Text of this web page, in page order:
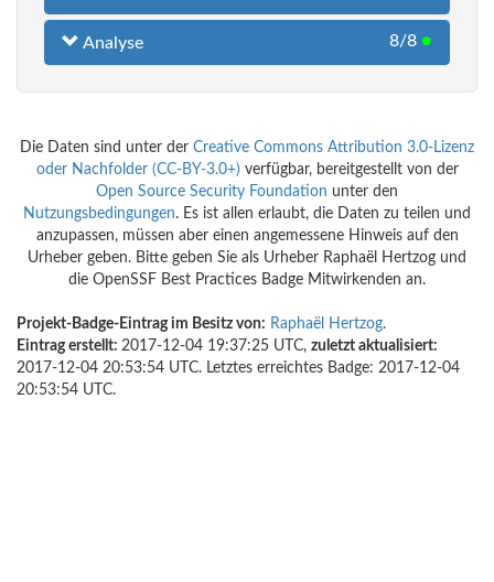
Analyse 8/8 ●
Die Daten sind unter der Creative Commons Attribution 3.0-Lizenz
oder Nachfolder (CC-BY-3.0+) verfügbar, bereitgestellt von der
Open Source Security Foundation unter den
Nutzungsbedingungen. Es ist allen erlaubt, die Daten zu teilen und
anzupassen, müssen aber einen angemessene Hinweis auf den
Urheber geben. Bitte geben Sie als Urheber Raphaël Hertzog und
die OpenSSF Best Practices Badge Mitwirkenden an.
Projekt-Badge-Eintrag im Besitz von: Raphaël Hertzog.
Eintrag erstellt: 2017-12-04 19:37:25 UTC, zuletzt aktualisiert:
2017-12-04 20:53:54 UTC. Letztes erreichtes Badge: 2017-12-04
20:53:54 UTC.